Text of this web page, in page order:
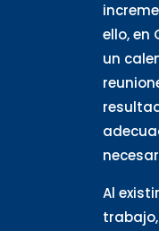
ello, en
un
Al